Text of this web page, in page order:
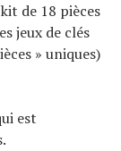
de 18 pièces
jeux de clés
» uniques)
est